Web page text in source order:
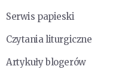
Serwis papieski
Czytania liturgiczne
Artykuły blogerów